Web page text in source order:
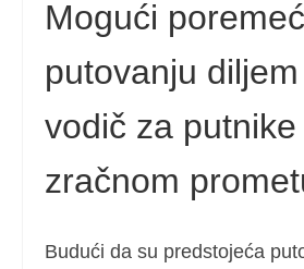
Mogući
putovanju
vodič za putnike
zračnom
Budući da su predstojeća